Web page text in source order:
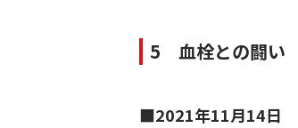
5 血栓との闘い
■2021年11月14日